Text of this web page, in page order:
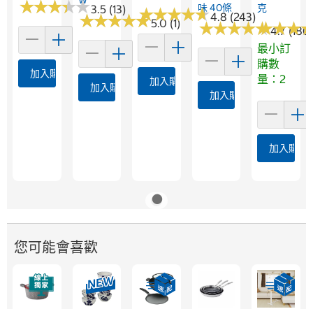
★★★★★
★★★★★3.5 (13)
加入購物車
★★★★★
★★★★★5.0 (1)
加入購物車
★★★★★
★★★★★4.8 (243)
加入購物車
味 40條
★★★★★
★★★★★4.7 (180)
加入購物車
克
★★★
★★★
最小訂
購數
量：2
加入購物
您可能會喜歡